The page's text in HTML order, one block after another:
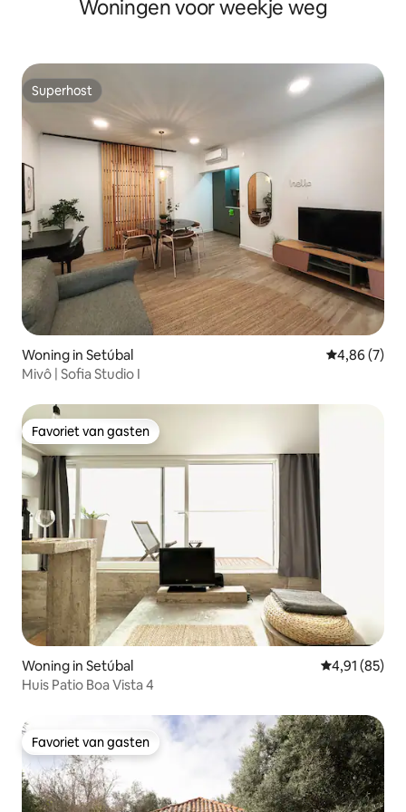
zwembadWoningen voor weekje weg
Superhost
Superhost
Woning in Setúbal Gemiddelde
4,86 (7)
Mivô | Sofia Studio I
Favoriet van gasten
Favoriet van gasten
Woning in Setúbal Gemiddelde
4,91 (85)
Huis Patio Boa Vista 4
Favoriet van gasten
Favoriet van gasten